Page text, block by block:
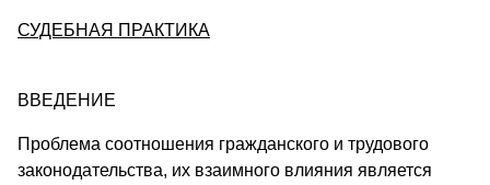
СУДЕБНАЯ ПРАКТИКА
ВВЕДЕНИЕ
Проблема соотношения гражданского и трудового
законодательства, их взаимного влияния является